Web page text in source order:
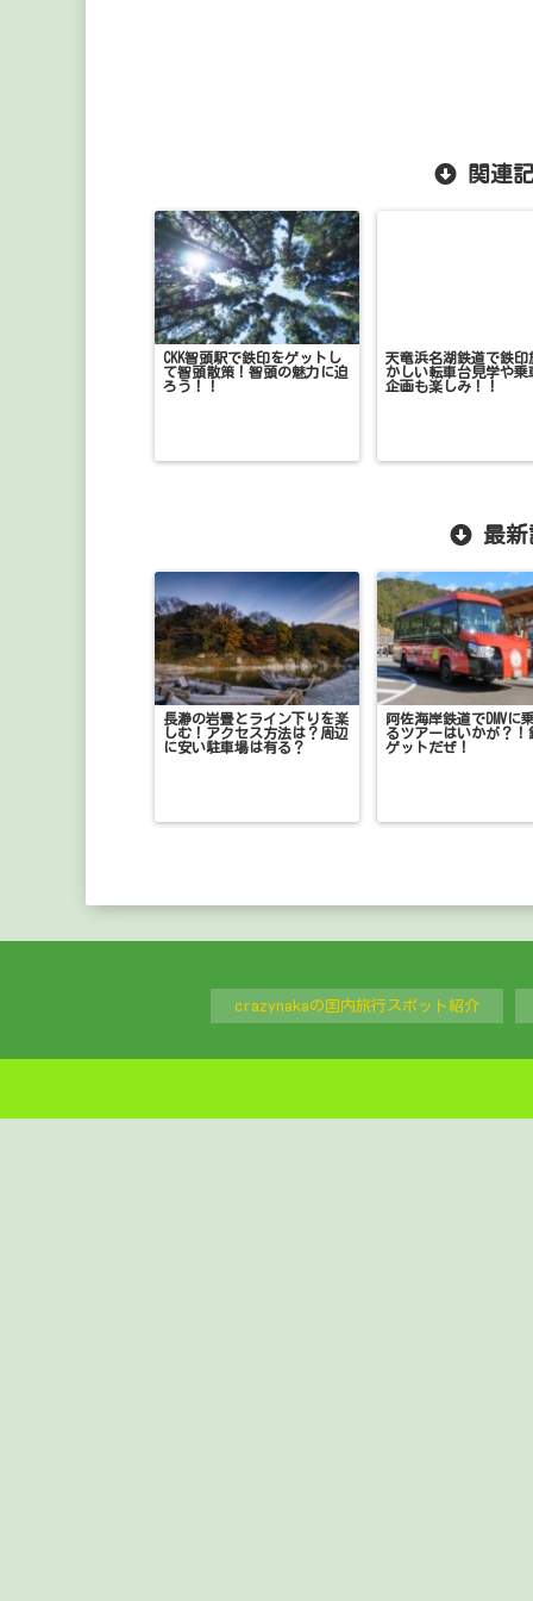
関連
CKK智頭駅で鉄印をゲットし
て智頭散策！智頭の魅力に迫
ろう！！
天竜浜名湖鉄道で鉄印
かしい転車台見学や乗
企画も楽しみ！！
最
長瀞の岩畳とライン下りを楽
しむ！アクセス方法は？周辺
に安い駐車場は有る？
阿佐海岸鉄道でDMVに
るツアーはいかが？！
ゲットだぜ！
crazynakaの国内旅行スポット紹介